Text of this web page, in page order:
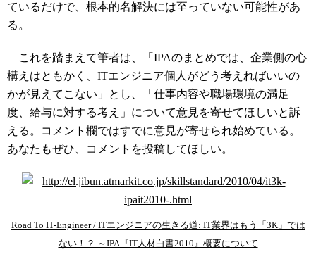
ているだけで、根本的名解決には至っていない可能性があ
る。
これを踏まえて筆者は、「IPAのまとめでは、企業側の心
構えはともかく、ITエンジニア個人がどう考えればいいの
かが見えてこない」とし、「仕事内容や職場環境の満足
度、給与に対する考え」について意見を寄せてほしいと訴
える。コメント欄ではすでに意見が寄せられ始めている。
あなたもぜひ、コメントを投稿してほしい。
Road To IT-Engineer / ITエンジニアの生きる道: IT業界はもう「3K」では
ない！？ ～IPA『IT人材白書2010』概要について